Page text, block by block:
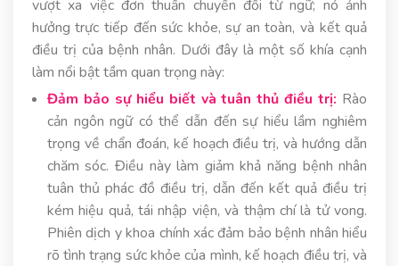
vượt xa việc đơn thuần chuyển đổi từ ngữ; nó ảnh
hưởng trực tiếp đến sức khỏe, sự an toàn, và kết quả
điều trị của bệnh nhân. Dưới đây là một số khía cạnh
làm nổi bật tầm quan trọng này:
Đảm bảo sự hiểu biết và tuân thủ điều trị: Rào
cản ngôn ngữ có thể dẫn đến sự hiểu lầm nghiêm
trọng về chẩn đoán, kế hoạch điều trị, và hướng dẫn
chăm sóc. Điều này làm giảm khả năng bệnh nhân
tuân thủ phác đồ điều trị, dẫn đến kết quả điều trị
kém hiệu quả, tái nhập viện, và thậm chí là tử vong.
Phiên dịch y khoa chính xác đảm bảo bệnh nhân hiểu
rõ tình trạng sức khỏe của mình, kế hoạch điều trị, và